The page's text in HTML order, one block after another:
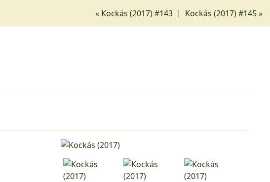
« Kockás (2017) #143 | Kockás (2017) #145 »